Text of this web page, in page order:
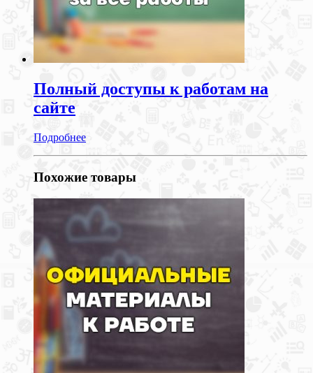
Полный доступы к работам на
сайте
Подробнее
Похожие товары